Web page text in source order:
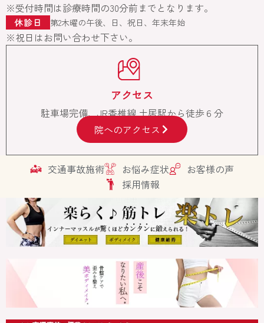
※受付時間は診療時間の30分前までとなります。
休診日 第2木曜の午後、日、祝日、年末年始
※祝日はお問い合わせ下さい。
アクセス
駐車場完備、JR香椎線 土居駅から徒歩６分
院へのアクセス
交通事故施術 お悩み症状
お客様の声
採用情報